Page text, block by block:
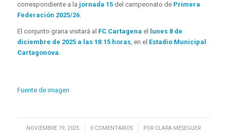
correspondiente a la jornada 15del campeonato de Primera
Federación 2025/26.
El conjunto grana visitará al FC Cartagena el
lunes 8 de
diciembre de 2025 a las 18:15 horas, en el Estadio Municipal
Cartagonova.
Fuente de imagen
NOVIEMBRE 19, 2025
/ 0 COMENTARIOS
/ POR CLARA MESEGUER